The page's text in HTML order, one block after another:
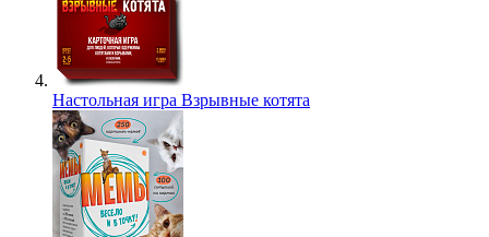
Настольная игра Взрывные котята